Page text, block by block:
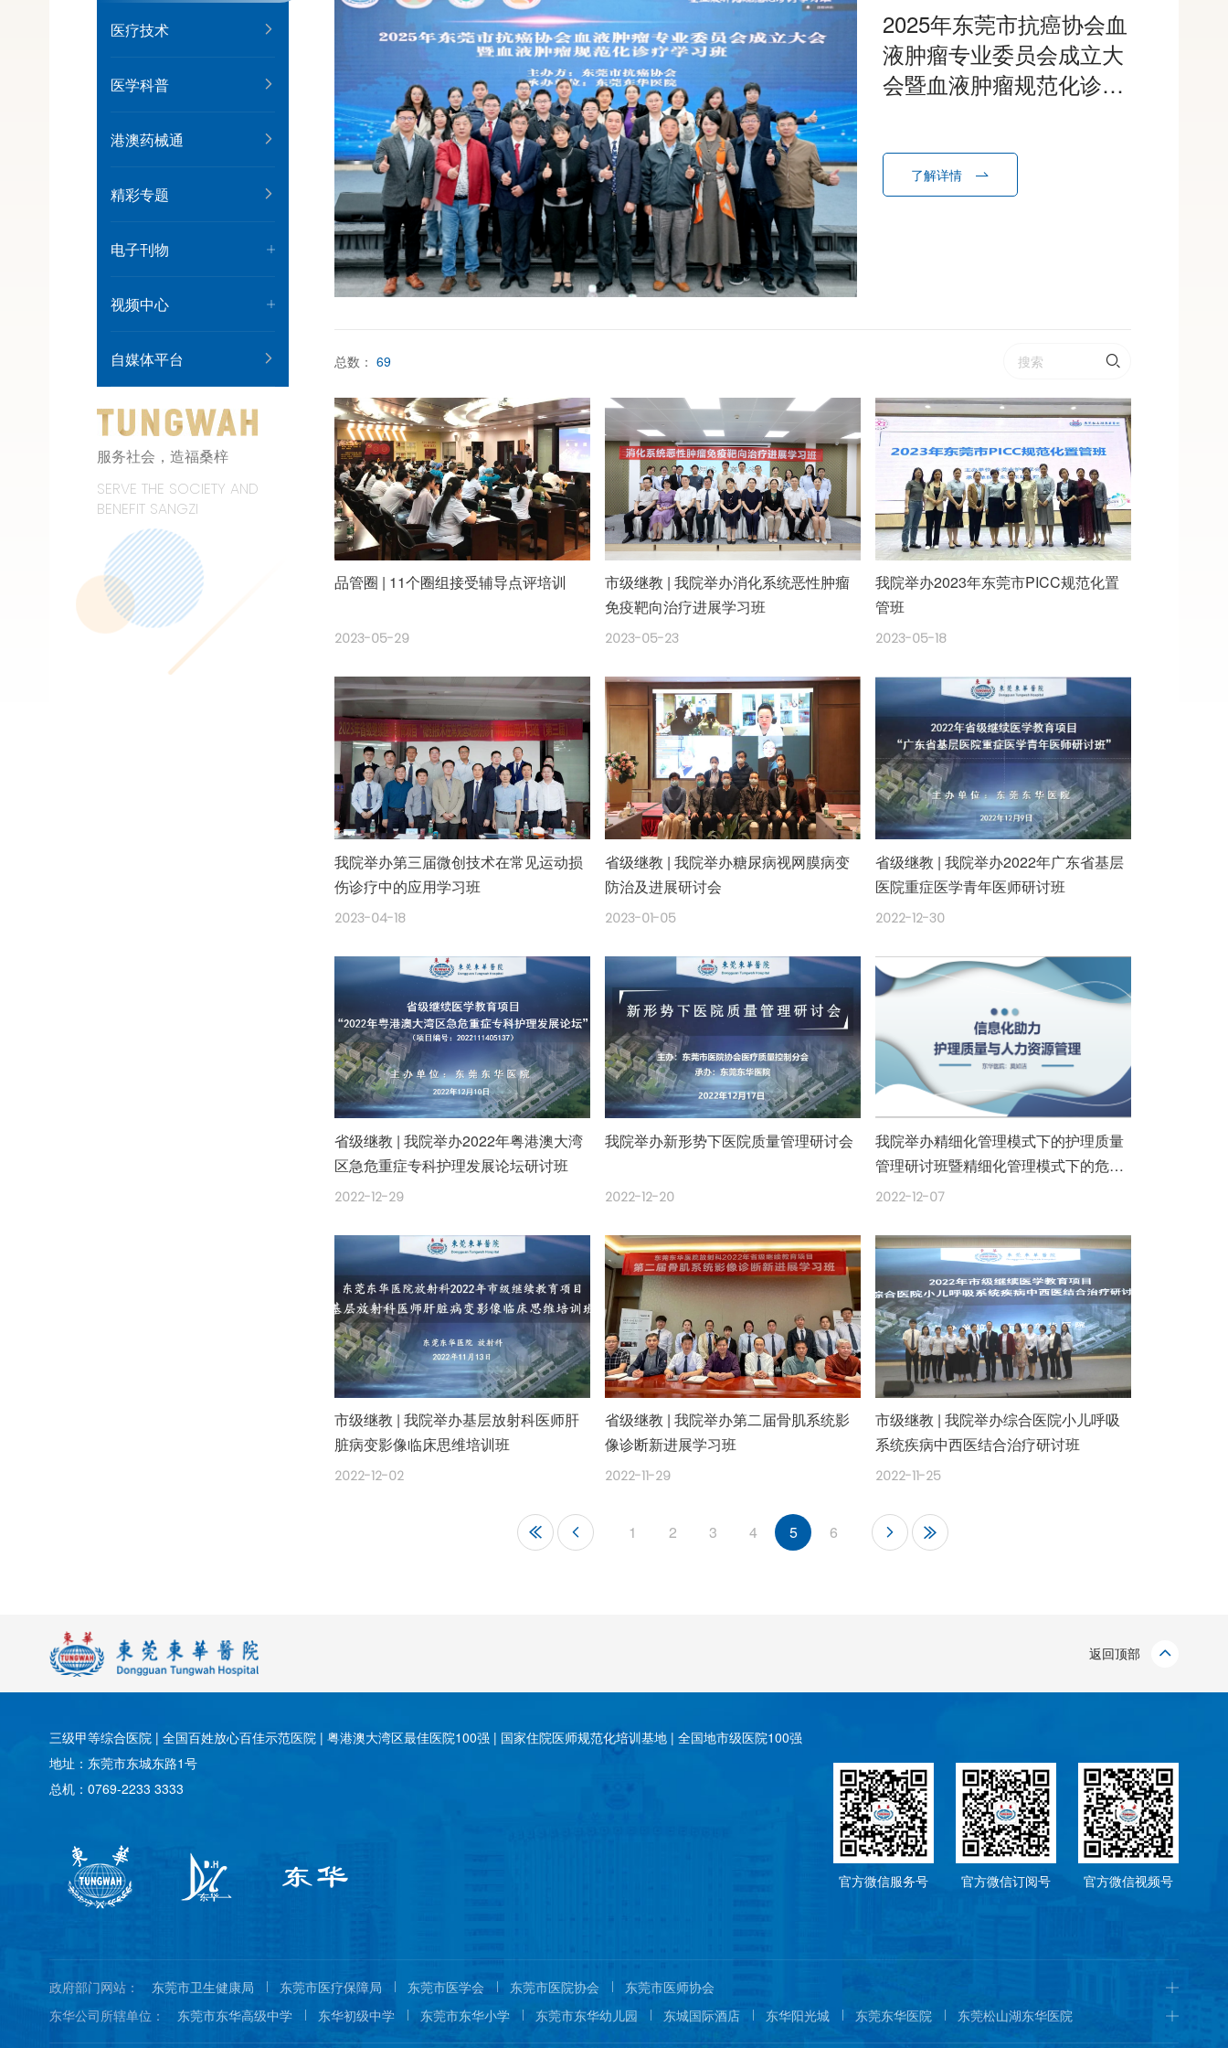
医疗技术
医学科普
港澳药械通
精彩专题
电子刊物
视频中心
自媒体平台
服务社会，造福桑梓
SERVE THE SOCIETY AND
BENEFIT SANGZI
2025年东莞市抗癌协会血
液肿瘤专业委员会成立大
会暨血液肿瘤规范化诊疗
了解详情
总数： 69
品管圈 | 11个圈组接受辅导点评培训
2023-05-29
市级继教 | 我院举办消化系统恶性肿瘤
免疫靶向治疗进展学习班
2023-05-23
我院举办2023年东莞市PICC规范化置
管班
2023-05-18
我院举办第三届微创技术在常见运动损
伤诊疗中的应用学习班
2023-04-18
省级继教 | 我院举办糖尿病视网膜病变
防治及进展研讨会
2023-01-05
省级继教 | 我院举办2022年广东省基层
医院重症医学青年医师研讨班
2022-12-30
省级继教 | 我院举办2022年粤港澳大湾
区急危重症专科护理发展论坛研讨班
2022-12-29
我院举办新形势下医院质量管理研讨会
2022-12-20
我院举办精细化管理模式下的护理质量
管理研讨班暨精细化管理模式下的危重
症护理管理学习班
2022-12-07
市级继教 | 我院举办基层放射科医师肝
脏病变影像临床思维培训班
2022-12-02
省级继教 | 我院举办第二届骨肌系统影
像诊断新进展学习班
2022-11-29
市级继教 | 我院举办综合医院小儿呼吸
系统疾病中西医结合治疗研讨班
2022-11-25
1 2 3 4 5 6
返回顶部
三级甲等综合医院 | 全国百姓放心百佳示范医院 | 粤港澳大湾区最佳医院100强 | 国家住院医师规范化培训基地 | 全国地市级医院100强
地址：东莞市东城东路1号
总机：0769-2233 3333
官方微信服务号 官方微信订阅号 官方微信视频号
政府部门网站： 东莞市卫生健康局 东莞市医疗保障局 东莞市医学会 东莞市医院协会
东莞市医师协会
东华公司所辖单位：
东莞市东华高级中学 东华初级中学 东莞市东华小学 东莞市东华幼儿园 东城国际酒店 东华阳光城 东莞东华医院 东莞松山湖东华医院